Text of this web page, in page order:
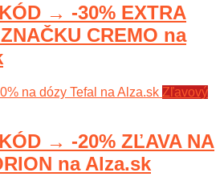
→ -30% EXTRA
CREMO na
Zľavový
→ -20% ZĽAVA NA
na Alza.sk